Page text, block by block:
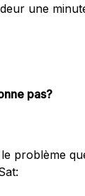
une
pas?
problème